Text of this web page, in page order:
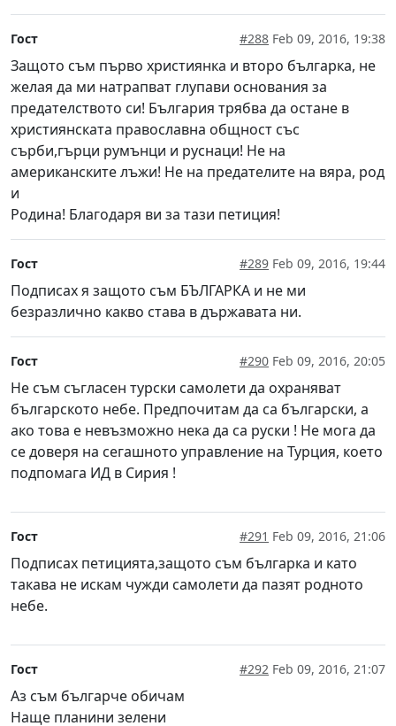
Гост #288 Feb 09, 2016, 19:38
Защото съм първо християнка и второ българка, не
желая да ми натрапват глупави основания за
предателството си! България трябва да остане в
християнската православна общност със
сърби,гърци румънци и руснаци! Не на
американските лъжи! Не на предателите на вяра, род
и
Родина! Благодаря ви за тази петиция!
Гост #289 Feb 09, 2016, 19:44
Подписах я защото съм БЪЛГАРКА и не ми
безразлично какво става в държавата ни.
Гост #290 Feb 09, 2016, 20:05
Не съм съгласен турски самолети да охраняват
българското небе. Предпочитам да са български, а
ако това е невъзможно нека да са руски ! Не мога да
се доверя на сегашното управление на Турция, което
подпомага ИД в Сирия !
Гост #291 Feb 09, 2016, 21:06
Подписах петицията,защото съм българка и като
такава не искам чужди самолети да пазят родното
небе.
Гост #292 Feb 09, 2016, 21:07
Аз съм българче обичам
Наще планини зелени